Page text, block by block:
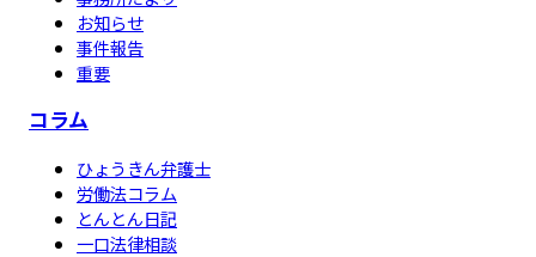
お知らせ
事件報告
重要
コラム
ひょうきん弁護士
労働法コラム
とんとん日記
一口法律相談